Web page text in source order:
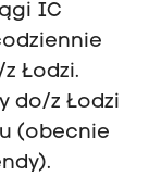
IC
Łodzi.
do/z Łodzi
(obecnie